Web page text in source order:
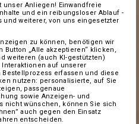
Anliegen! Einwandfreie
und ein reibungsloser Ablauf -
und weiterer, von uns eingesetzter
zu können, benötigen wir
„Alle akzeptieren“ klicken,
weiteren (auch KI-gestützten)
auf unserer
erfassen und diese
nutzen: personalisierte, auf Sie
passgenaue
sowie Anzeigen- und
nicht wünschen, können Sie sich
auch gegen den Einsatz
entscheiden.